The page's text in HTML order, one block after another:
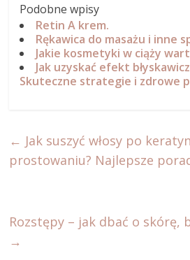
Podobne wpisy
Retin A krem.
Rękawica do masażu i inne
Jakie kosmetyki w ciąży
Jak uzyskać efekt
Skuteczne strategie i zdrowe
← Jak suszyć włosy po
prostowaniu? Najlepsze
Rozstępy – jak dbać o skórę,
→